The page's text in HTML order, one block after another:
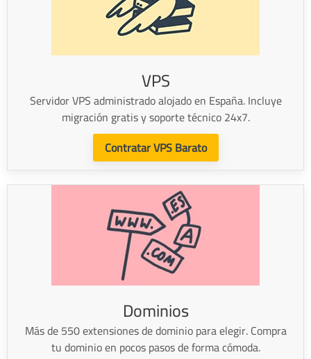
VPS
Servidor VPS administrado alojado en España. Incluye
migración gratis y soporte técnico 24x7.
Contratar VPS Barato
Dominios
Más de 550 extensiones de dominio para elegir. Compra
tu dominio en pocos pasos de forma cómoda.